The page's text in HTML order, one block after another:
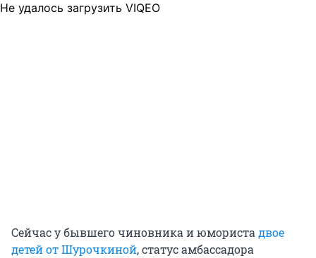
Не удалось загрузить VIQEO
Сейчас у бывшего чиновника и юмористадвое
детей от Шурочкиной, статус амбассадора